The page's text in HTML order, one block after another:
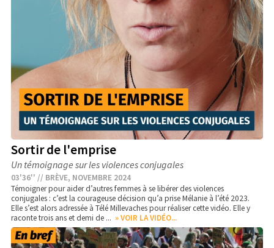
Sortir de l'emprise
Un témoignage sur les violences conjugales
03'36'' // BRÈVE, NOVEMBRE 2024
Témoigner pour aider d’autres femmes à se libérer des violences
conjugales : c’est la courageuse décision qu’a prise Mélanie à l’été 2023.
Elle s’est alors adressée à Télé Millevaches pour réaliser cette vidéo. Elle y
raconte trois ans et demi de ... » VOIR LA VIDÉO...